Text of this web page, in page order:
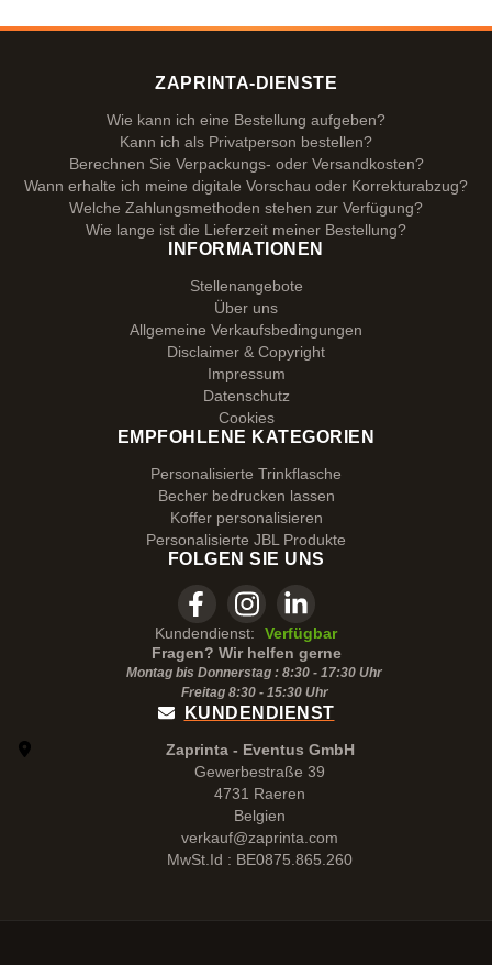
ZAPRINTA-DIENSTE
Wie kann ich eine Bestellung aufgeben?
Kann ich als Privatperson bestellen?
Berechnen Sie Verpackungs- oder Versandkosten?
Wann erhalte ich meine digitale Vorschau oder Korrekturabzug?
Welche Zahlungsmethoden stehen zur Verfügung?
Wie lange ist die Lieferzeit meiner Bestellung?
INFORMATIONEN
Stellenangebote
Über uns
Allgemeine Verkaufsbedingungen
Disclaimer & Copyright
Impressum
Datenschutz
Cookies
EMPFOHLENE KATEGORIEN
Personalisierte Trinkflasche
Becher bedrucken lassen
Koffer personalisieren
Personalisierte JBL Produkte
FOLGEN SIE UNS
Kundendienst:
Verfügbar
Fragen? Wir helfen gerne
Montag bis Donnerstag : 8:30 - 17:30 Uhr
Freitag 8:30 - 15:30Uhr
KUNDENDIENST
Zaprinta - Eventus GmbH
Gewerbestraße 39
4731 Raeren
Belgien
verkauf@zaprinta.com
MwSt.Id : BE0875.865.260